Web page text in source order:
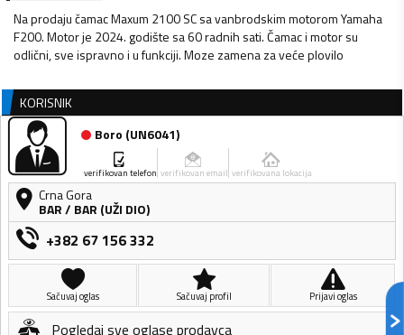
Na prodaju čamac Maxum 2100 SC sa vanbrodskim motorom Yamaha
F200. Motor je 2024. godište sa 60 radnih sati. Čamac i motor su
odlični, sve ispravno i u funkciji. Moze zamena za veće plovilo
KORISNIK
Boro (UN6041)
verifikovan telefon verifikovan email verifikovana lokacija
Crna Gora
BAR/ BAR (UŽI DIO)
+382 67 156 332
Sačuvaj oglas Sačuvaj profil Prijavi oglas
Pogledaj sve oglase prodavca